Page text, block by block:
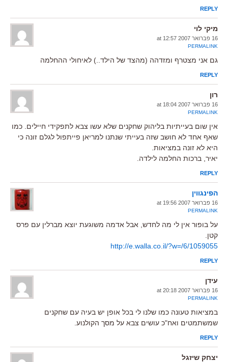
REPLY
מיקי לוי
16 פברואר 2007 at 12:57
PERMALINK
גם אני מצטרף ומזדהה (מהצד של הילד..) לאיחולי ההחלמה
REPLY
רון
16 פברואר 2007 at 18:04
PERMALINK
אין שום בעייתיות בליהוק שחקנים שלא עשו צבא לתפקידי חיילים. כמו
שאף אחד לא חושב שזה בעייתי שנתנו למריאן פייתפול לגלם זונה כי
היא לא זונה במציאות.
יאיר, ברכות החלמה לילדה.
REPLY
הפינגווין
16 פברואר 2007 at 19:56
PERMALINK
על בופור אין לי מה לחדש, אבל אדמה משוגעת יוצא מברלין עם פרס
קטן.
http://e.walla.co.il/?w=/6/1059055
REPLY
עידן
16 פברואר 2007 at 20:18
PERMALINK
במציאות טעונה כמו שלנו לי בכל אופן יש בעיה עם שחקנים
שמשתמטים ואח"כ עושים צבא על מסך הקולנוע.
REPLY
יצחק שיזגל